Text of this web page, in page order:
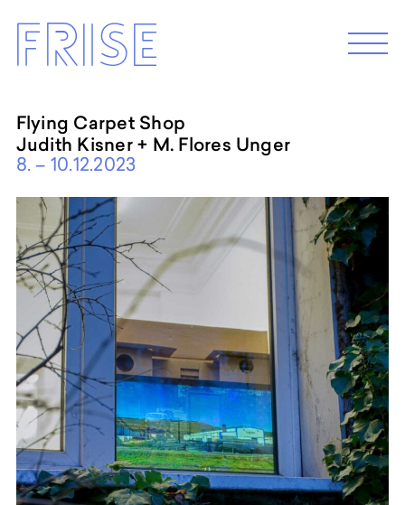
content
M
e
Frise
EXHIBITION 2026
Programm 2026
Archive
ABOUT
Künstler*innenhaus Hamburg
Abbildungszentrum
Artist in Residence
Frise e.G.
Flying Carpet Shop
Judith Kisner + M. Flores Unger
8. – 10.12.2023